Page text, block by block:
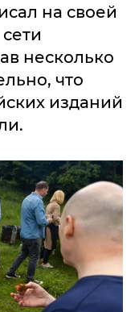
на своей
несколько
что
изданий